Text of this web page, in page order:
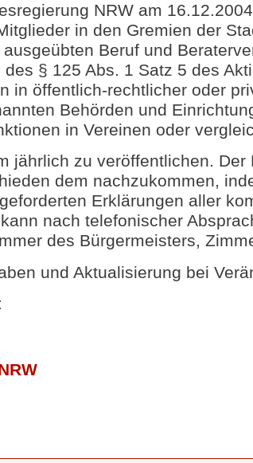
NRW am
in den Gremien der
Beruf und
§ 125 Abs. 1 Satz 5 des
in öffentlich-rechtlicher oder
Behörden und
in Vereinen oder
jährlich zu veröffentlichen.
dem nachzukommen,
Erklärungen aller
nach telefonischer
des Bürgermeisters,
und Aktualisierung bei